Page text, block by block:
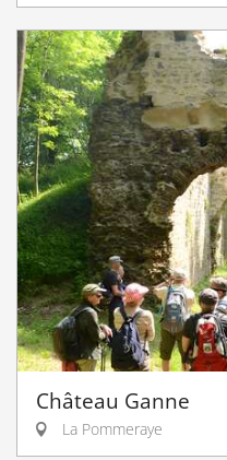
Château Ganne
La Pommeraye